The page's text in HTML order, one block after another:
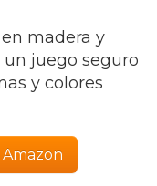
madera y
juego seguro
y colores